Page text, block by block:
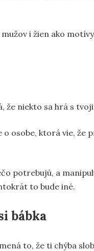
i žien ako
že niekto sa hrá s
osobe, ktorá vie, že
potrebujú, a
to bude iné.
bábka
to, že ti chýba